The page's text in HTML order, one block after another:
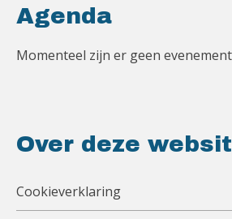
Agenda
Momenteel zijn er geen
Over deze
Cookieverklaring